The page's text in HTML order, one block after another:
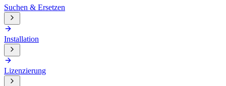
Suchen & Ersetzen
Installation
Lizenzierung